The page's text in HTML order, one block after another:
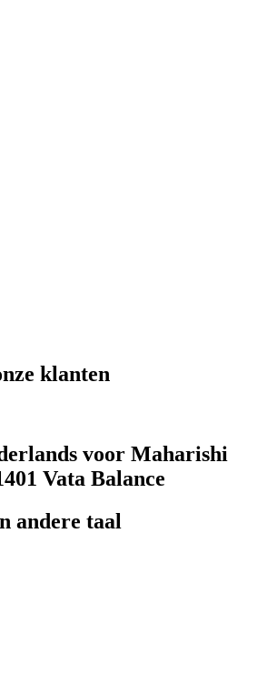
klanten
voor Maharishi
Vata Balance
andere taal